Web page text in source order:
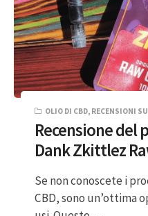
OLIO DI CBD, RECENSIONI
Recensione del
Dank Zkittlez
Se non conoscete i
CBD, sono un’ottima